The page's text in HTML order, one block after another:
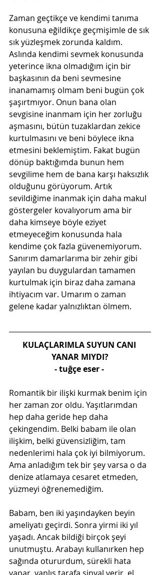
Zaman geçtikçe ve kendimi tanıma
konusuna eğildikçe geçmişimle de sık
sık yüzleşmek zorunda kaldım.
Aslında kendimi sevmek konusunda
yeterince ikna olmadığım için bir
başkasının da beni sevmesine
inanamamış olmam beni bugün çok
şaşırtmıyor. Onun bana olan
sevgisine inanmam için her zorluğu
aşmasını, bütün tuzaklardan zekice
kurtulmasını ve beni böylece ikna
etmesini beklemiştim. Fakat bugün
dönüp baktığımda bunun hem
sevgilime hem de bana karşı haksızlık
olduğunu görüyorum. Artık
sevildiğime inanmak için daha makul
göstergeler kovalıyorum ama bir
daha kimseye böyle eziyet
etmeyeceğim konusunda hala
kendime çok fazla güvenemiyorum.
Sanırım damarlarıma bir zehir gibi
yayılan bu duygulardan tamamen
kurtulmak için biraz daha zamana
ihtiyacım var. Umarım o zaman
gelene kadar yalnızlıktan ölmem.
KULAÇLARIMLA SUYUN CANI
YANAR MIYDI?
- tuğçe eser -
Romantik bir ilişki kurmak benim için
her zaman zor oldu. Yaşıtlarımdan
hep daha geride hep daha
çekingendim. Belki babam ile olan
ilişkim, belki güvensizliğim, tam
nedenlerimi hala çok iyi bilmiyorum.
Ama anladığım tek bir şey varsa o da
denize atlamaya cesaret etmeden,
yüzmeyi öğrenemediğim.
Babam, ben iki yaşındayken beyin
ameliyatı geçirdi. Sonra yirmi iki yıl
yaşadı. Ancak bildiği birçok şeyi
unutmuştu. Arabayı kullanırken hep
sağında otururdum, sürekli hata